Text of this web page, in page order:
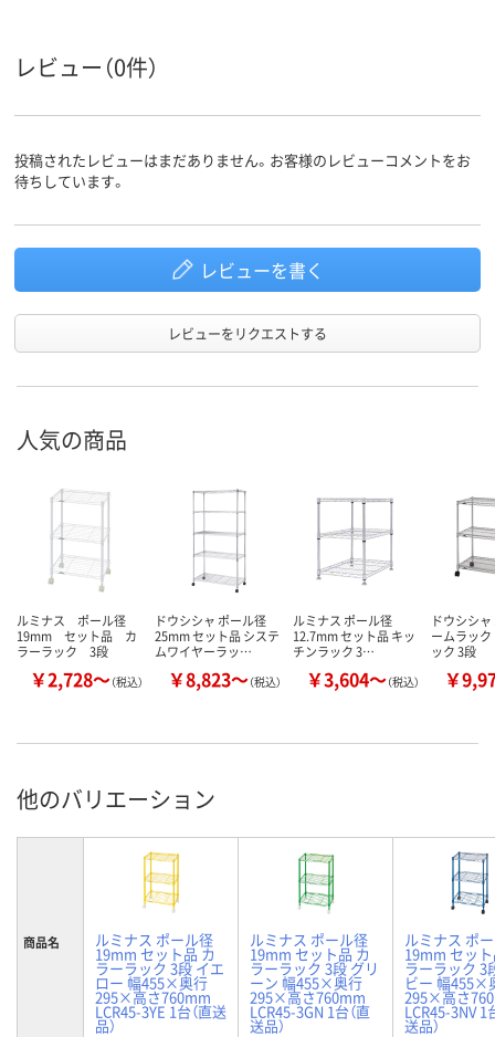
商品区分
ラック（セット品／
レビュー（0件）
投稿されたレビューはまだありません。お客様のレビューコメントをお
待ちしています。
レビューを書く
レビューをリクエストする
人気の商品
ルミナス ポール径
19mm セット品 カ
ラーラック 3段
￥2,728～（税込）
ドウシシャ ポール径
25mm セット品 システ
ムワイヤーラッ…
￥8,823～（税込）
ルミナス ポール径
12.7mm セット品 キッ
チンラック 3…
￥3,604～（税込）
ドウシシ
ームラッ
ック 3段
￥
他のバリエーション
商品名 ルミナス ポール径
19mm セット品 カ
ラーラック 3段 イエ
ロー 幅455×奥行
295×高さ760mm
LCR45-3YE 1台（直送
品）
ルミナス ポール径
19mm セット品 カ
ラーラック 3段 グリ
ーン 幅455×奥行
295×高さ760mm
LCR45-3GN 1台（直
送品）
ルミナス ポ
19mm セッ
ラーラック 3
ビー 幅455×
295×高さ
LCR45-3NV 1
送品）